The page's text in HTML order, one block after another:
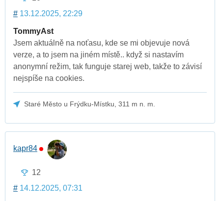
# 13.12.2025, 22:29
TommyAst
Jsem aktuálně na noťasu, kde se mi objevuje nová
verze, a to jsem na jiném místě.. když si nastavím
anonymní režim, tak funguje starej web, takže to závisí
nejspíše na cookies.
Staré Město u Frýdku-Místku, 311 m n. m.
kapr84
12
# 14.12.2025, 07:31